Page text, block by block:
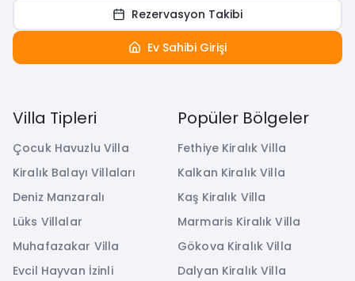
Villa Tipleri
Çocuk Havuzlu Villa
Kiralık Balayı Villaları
Deniz Manzaralı
Lüks Villalar
Muhafazakar Villa
Evcil Hayvan İzinli
Popüler Bölgeler
Fethiye Kiralık Villa
Kalkan Kiralık Villa
Kaş Kiralık Villa
Marmaris Kiralık Villa
Gökova Kiralık Villa
Dalyan Kiralık Villa
Rezervasyon Takibi
Ev Sahibi Girişi